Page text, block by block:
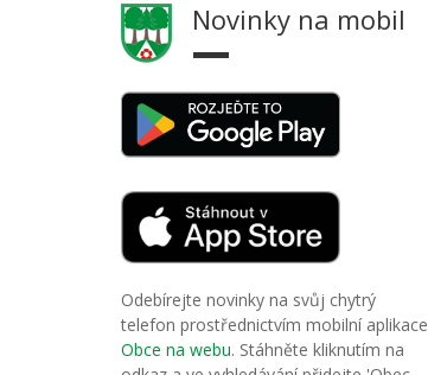
Novinky na mobil
Odebírejte novinky na svůj chytrý
telefon prostřednictvím mobilní aplikace
Obce na webu. Stáhněte kliknutím na